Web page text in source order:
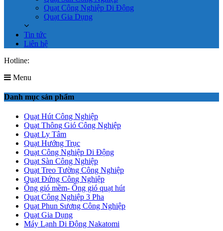
Quạt Công Nghiệp Di Động
Quạt Gia Dụng
Tin tức
Liên hệ
Hotline:
Menu
Danh mục sản phẩm
Quạt Hút Công Nghiệp
Quạt Thông Gió Công Nghiệp
Quạt Ly Tâm
Quạt Hướng Trục
Quạt Công Nghiệp Di Động
Quạt Sàn Công Nghiệp
Quạt Treo Tường Công Nghiệp
Quạt Đứng Công Nghiệp
Ống gió mềm- Ống gió quạt hút
Quạt Công Nghiệp 3 Pha
Quạt Phun Sương Công Nghiệp
Quạt Gia Dụng
Máy Lạnh Di Động Nakatomi